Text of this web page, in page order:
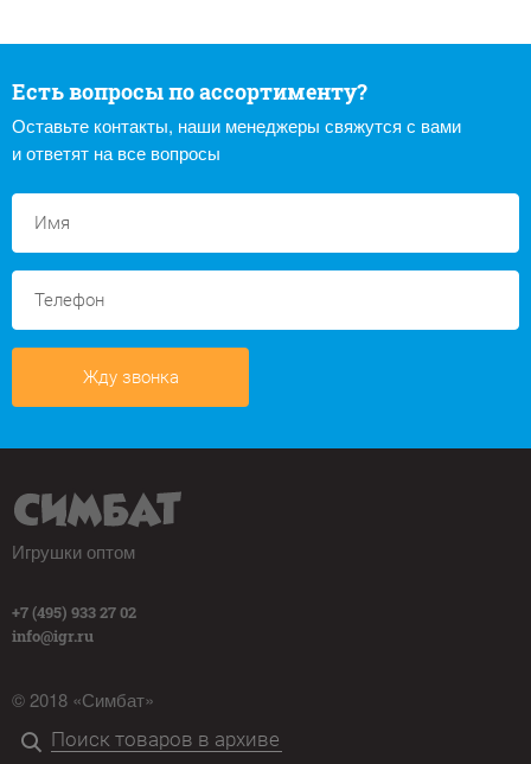
Есть вопросы по ассортименту?
Оставьте контакты, наши менеджеры свяжутся с вами
и ответят на все вопросы
Жду звонка
Игрушки оптом
+7 (495) 933 27 02
info@igr.ru
© 2018 «Симбат»